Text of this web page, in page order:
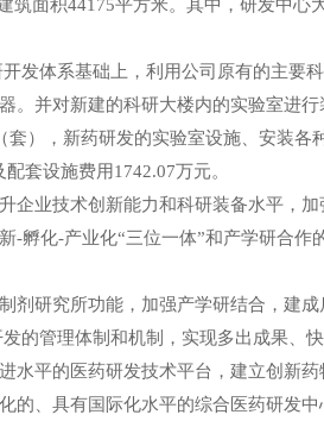
面积44175平方米。其中，研发中
发体系基础上，利用公司原有的主要
并对新建的科研大楼内的实验室进
），新药研发的实验室设施、安装
套设施费用1742.07万元。
业技术创新能力和科研装备水平，
孵化-产业化“三位一体”和产学研合
研究所功能，加强产学研结合，建
的管理体制和机制，实现多出成果、
平的医药研发技术平台，建立创新
、具有国际化水平的综合医药研发